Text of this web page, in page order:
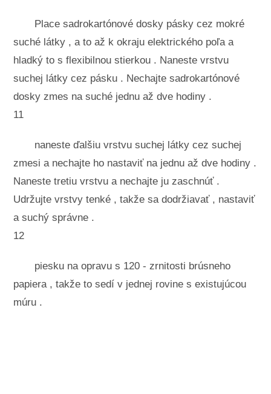
Place sadrokartónové dosky pásky cez mokré
suché látky , a to až k okraju elektrického poľa a
hladký to s flexibilnou stierkou . Naneste vrstvu
suchej látky cez pásku . Nechajte sadrokartónové
dosky zmes na suché jednu až dve hodiny .
11
naneste ďalšiu vrstvu suchej látky cez suchej
zmesi a nechajte ho nastaviť na jednu až dve hodiny .
Naneste tretiu vrstvu a nechajte ju zaschnúť .
Udržujte vrstvy tenké , takže sa dodržiavať , nastaviť
a suchý správne .
12
piesku na opravu s 120 - zrnitosti brúsneho
papiera , takže to sedí v jednej rovine s existujúcou
múru .